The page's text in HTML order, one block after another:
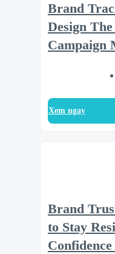
Brand
Design
Campaign
Xem ngay
Brand
to Stay